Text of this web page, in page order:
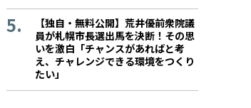
【独自・無料公開】荒井優前衆院議
員が札幌市長選出馬を決断！その思
いを激白「チャンスがあればと考
え、チャレンジできる環境をつくり
たい」